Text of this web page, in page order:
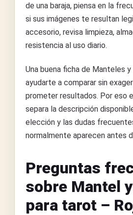
de una baraja, piensa en la
si sus imágenes te resultan
accesorio, revisa limpieza,
resistencia al uso diario.
Una buena ficha de Manteles
ayudarte a comparar sin
prometer resultados. Por eso
separa la descripción
elección y las dudas
normalmente aparecen antes
Preguntas
sobre Mantel
para tarot –